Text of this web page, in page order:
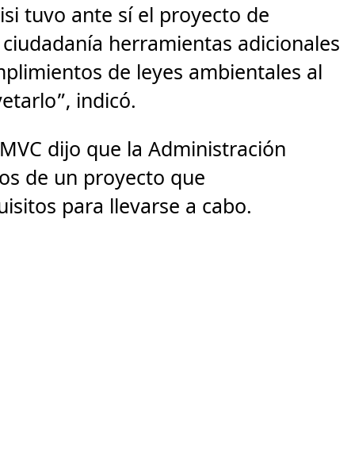
tuvo ante sí el proyecto de
herramientas adicionales
de leyes ambientales al
indicó.
dijo que la Administración
de un proyecto que
para llevarse a cabo.